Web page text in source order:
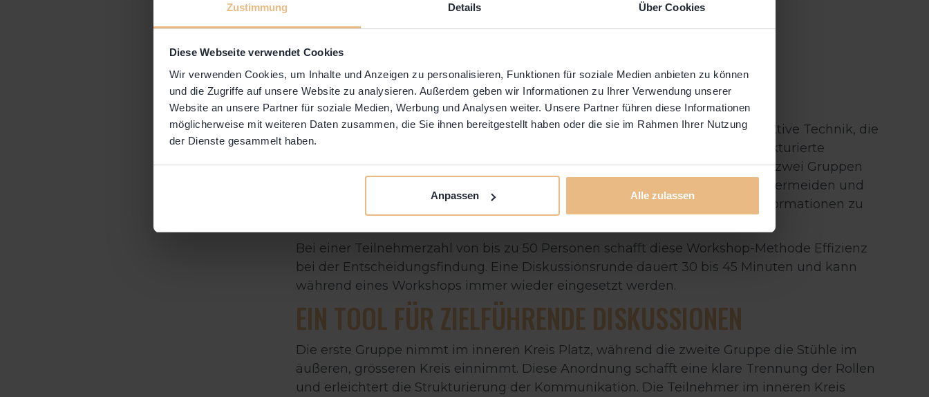
Zustimmung Details Über Cookies
Diese Webseite verwendet Cookies
Wir verwenden Cookies, um Inhalte und Anzeigen zu personalisieren, Funktionen für soziale Medien anbieten zu können
und die Zugriffe auf unsere Website zu analysieren. Außerdem geben wir Informationen zu Ihrer Verwendung unserer
Website an unsere Partner für soziale Medien, Werbung und Analysen weiter. Unsere Partner führen diese Informationen
möglicherweise mit weiteren Daten zusammen, die Sie ihnen bereitgestellt haben oder die sie im Rahmen Ihrer Nutzung
der Dienste gesammelt haben.
Anpassen Alle zulassen
METHODE 2: FISHBOWL
(INNEN-/AUSSENKREIS)
DieWorkshop-Methode Fishbowl(im Deutschen: Goldfischglas) ist eine effektive Technik, die
häufig für Diskussionen in grösseren Gruppen verwendet wird. Um eine strukturierte
Umgebung für Gruppendiskussionen zu schaffen, werden die Teilnehmer in zwei Gruppen
aufgeteilt. Diese Methode hilft dabei, eine chaotische Gesprächsführung zu vermeiden und
gibt jedem Teilnehmer die Möglichkeit gehört zu werden und auch neue Informationen zu
Bei einer Teilnehmerzahl von bis zu 50 Personen schafft diese Workshop-Methode Effizienz
bei der Entscheidungsfindung. Eine Diskussionsrunde dauert 30 bis 45 Minuten und kann
während eines Workshops immer wieder eingesetzt werden.
EIN TOOL FÜR ZIELFÜHRENDE DISKUSSIONEN
Die erste Gruppe nimmt im inneren Kreis Platz, während die zweite Gruppe die Stühle im
äußeren, grösseren Kreis einnimmt. Diese Anordnung schafft eine klare Trennung der Rollen
und erleichtert die Strukturierung der Kommunikation. Die Teilnehmer im inneren Kreis